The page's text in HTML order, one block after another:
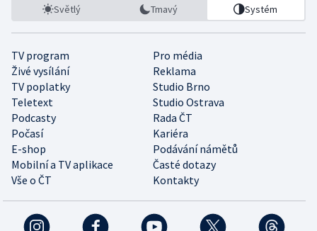
Světlý Tmavý Systém
TV program
Pro média
Živé vysílání
Reklama
TV poplatky
Studio Brno
Teletext
Studio Ostrava
Podcasty
Rada ČT
Počasí
Kariéra
E-shop
Podávání námětů
Mobilní a TV aplikace
Časté dotazy
Vše o ČT
Kontakty